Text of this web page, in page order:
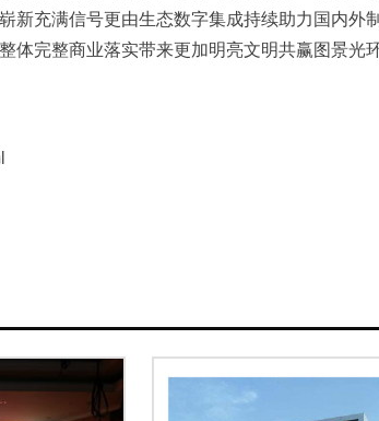
新充满信号更由生态数字集成持续助力国内
完整商业落实带来更加明亮文明共赢图景